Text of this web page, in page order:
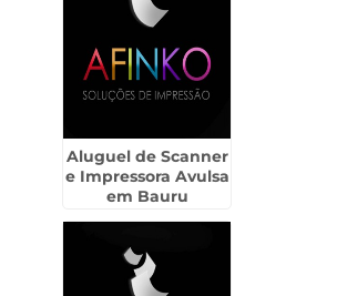
Aluguel de Scanner
e Impressora Avulsa
em Bauru